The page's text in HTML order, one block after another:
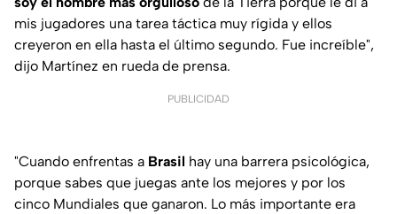
mis jugadores una tarea táctica muy rígida y ellos
creyeron en ella hasta el último segundo. Fue increíble",
dijo Martínez en rueda de prensa.
PUBLICIDAD
"Cuando enfrentas a Brasil hay una barrera psicológica,
porque sabes que juegas ante los mejores y por los
cinco Mundiales que ganaron. Lo más importante era